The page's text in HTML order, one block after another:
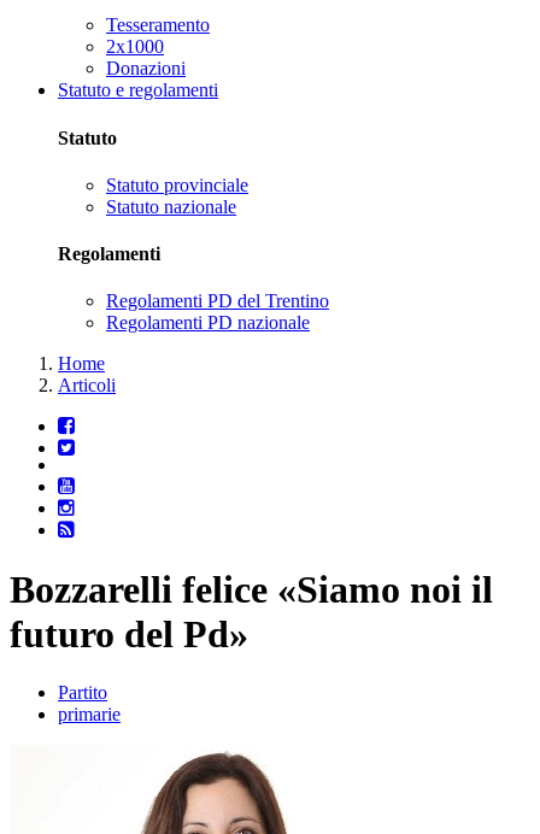
Tesseramento
2x1000
Donazioni
Statuto e regolamenti
Statuto
Statuto provinciale
Statuto nazionale
Regolamenti
Regolamenti PD del Trentino
Regolamenti PD nazionale
Home
Articoli
Bozzarelli felice «Siamo noi il
futuro del Pd»
Partito
primarie